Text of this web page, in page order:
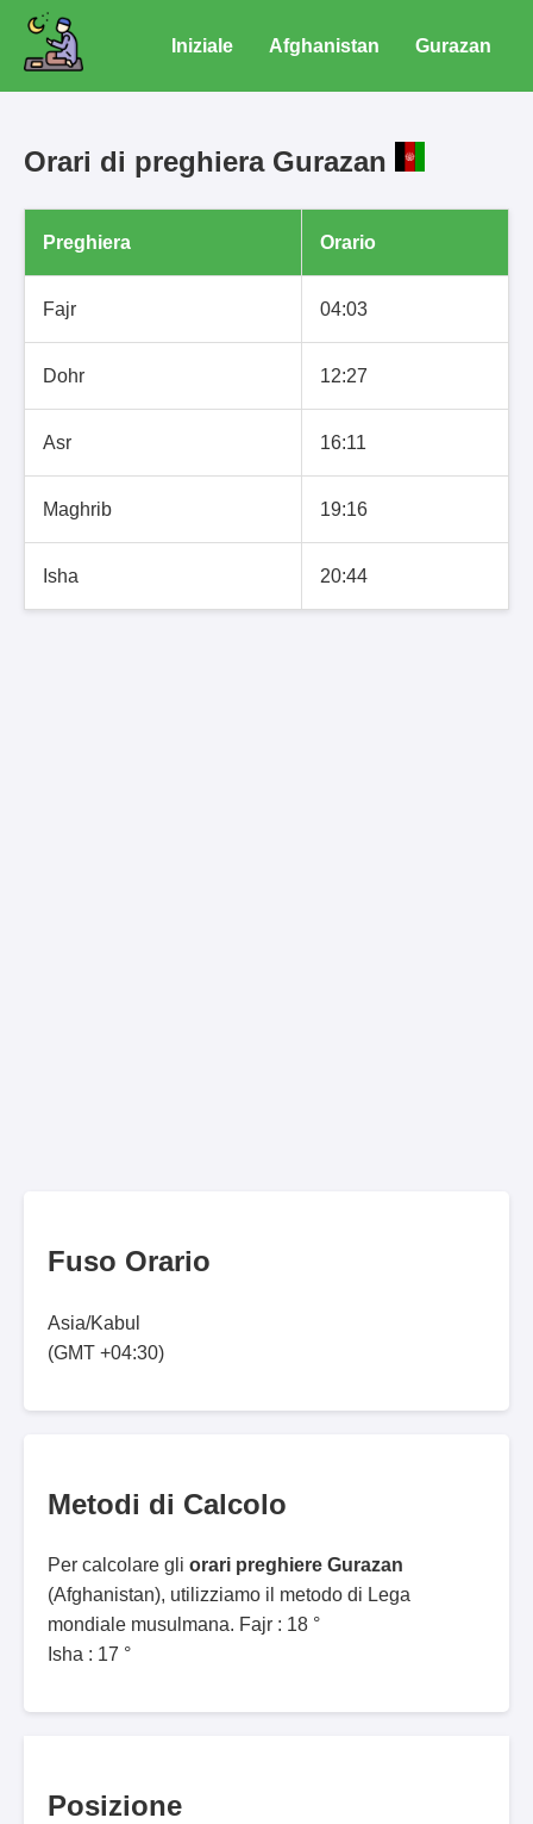
Iniziale Afghanistan Gurazan
Orari di preghiera Gurazan
Preghiera Orario
Fajr 04:03
Dohr 12:27
Asr 16:11
Maghrib 19:16
Isha 20:44
Fuso Orario
Asia/Kabul
(GMT +04:30)
Metodi di Calcolo
Per calcolare gli orari preghiere Gurazan
(Afghanistan), utilizziamo il metodo di Lega
mondiale musulmana. Fajr : 18 °
Isha : 17 °
Posizione